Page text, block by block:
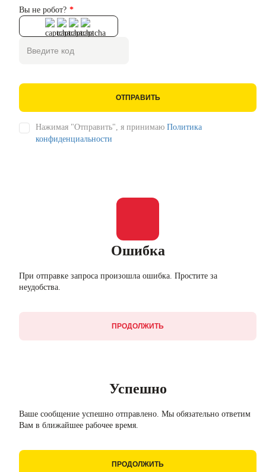
Вы не робот?
ОТПРАВИТЬ
Нажимая "Отправить", я принимаю Политика
конфиденциальности
Ошибка
При отправке запроса произошла ошибка. Простите за
неудобства.
ПРОДОЛЖИТЬ
Успешно
Ваше сообщение успешно отправлено. Мы обязательно ответим
Вам в ближайшее рабочее время.
ПРОДОЛЖИТЬ